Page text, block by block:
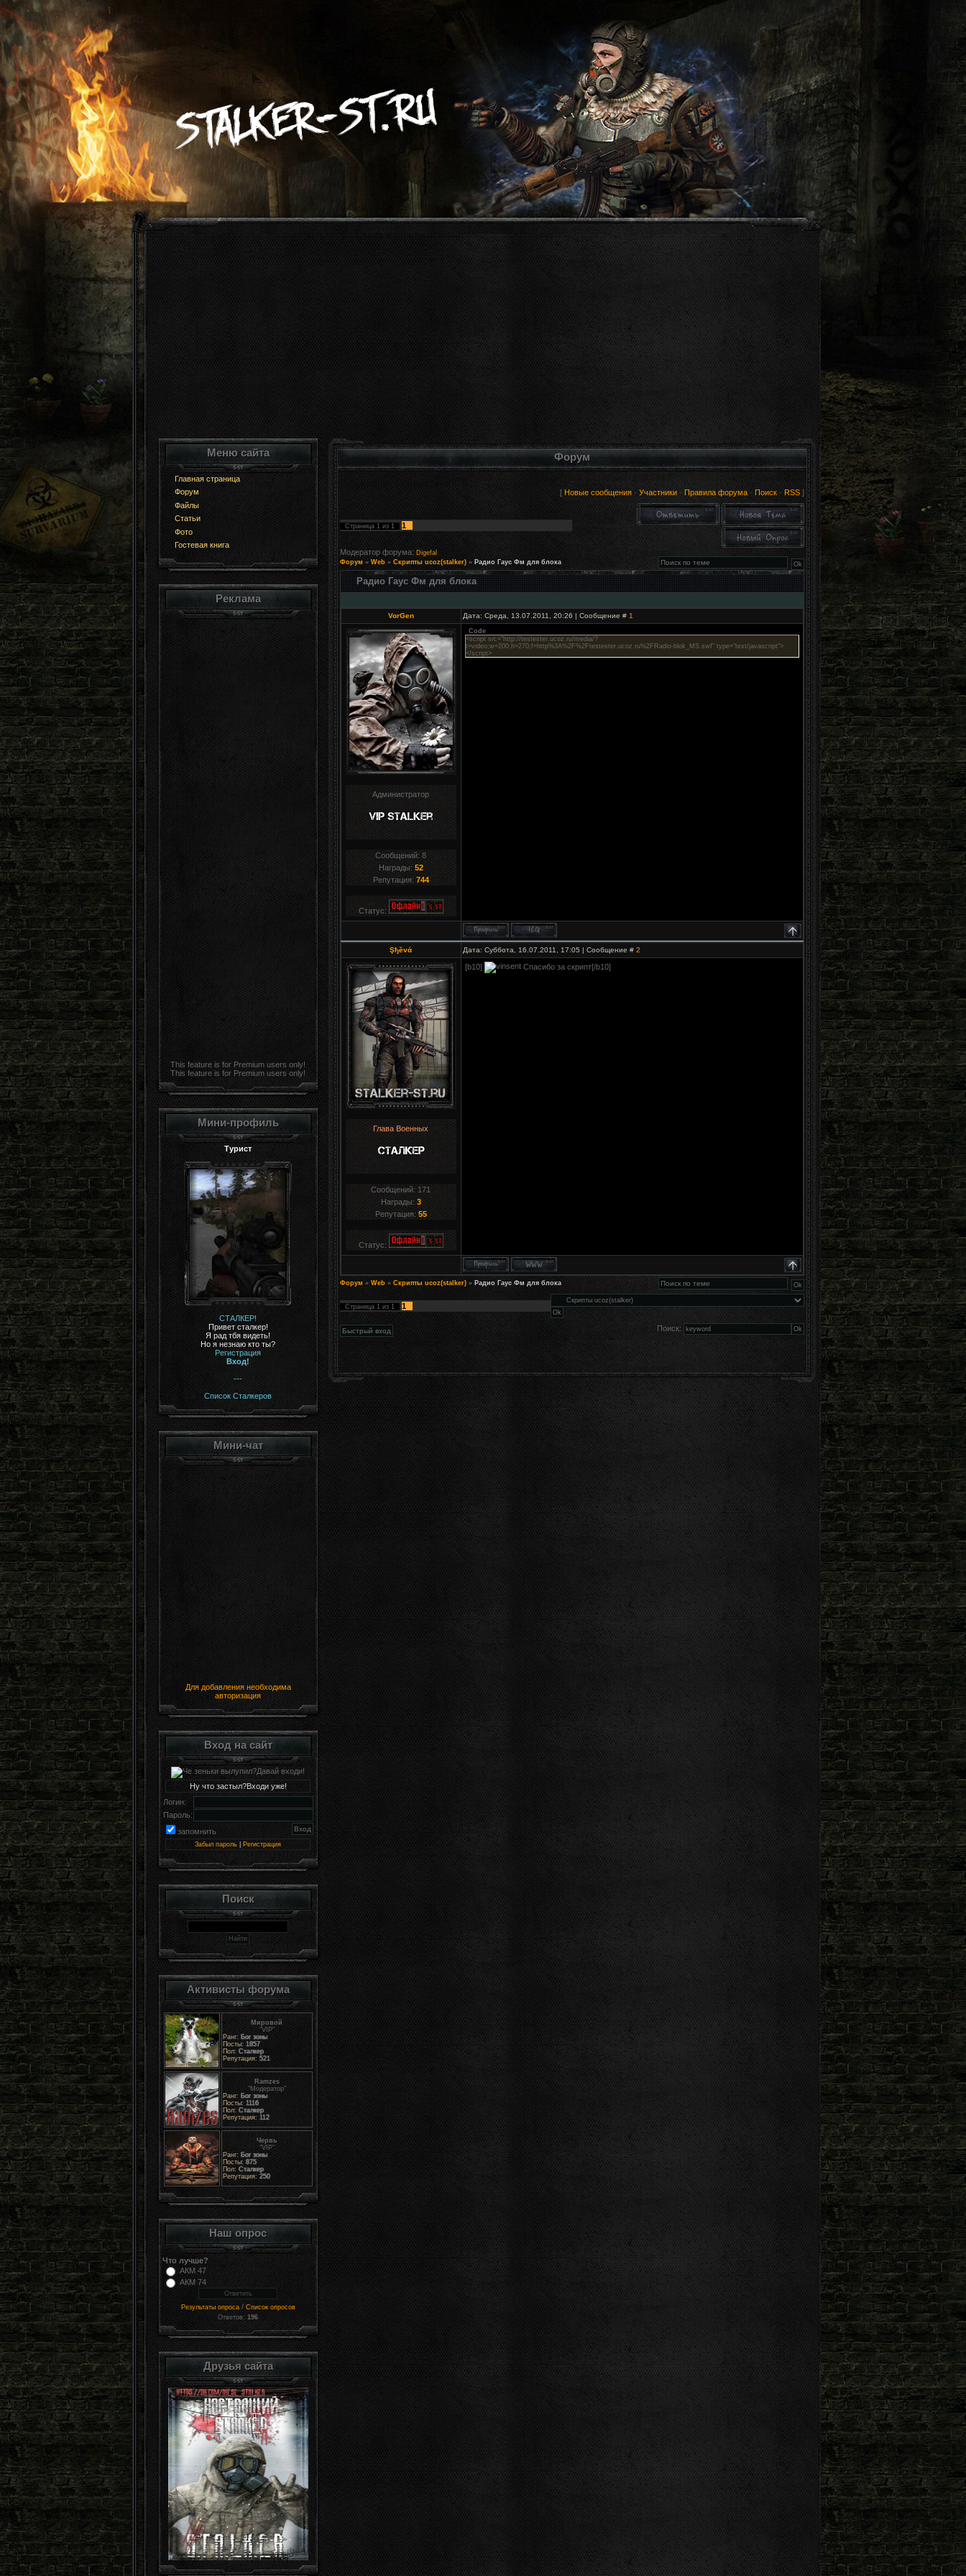
Меню сайта
Главная страница
Форум
Файлы
Статьи
Фото
Гостевая книга
Реклама
This feature is for Premium users only!
This feature is for Premium users only!
Мини-профиль
Турист
СТАЛКЕР!
Привет сталкер!
Я рад тбя видеть!
Но я незнаю кто ты?
Регистрация
Вход!
---
Список Сталкеров
Мини-чат
Для добавления необходима
авторизация
Вход на сайт
Ну что застыл?Входи уже!
Логин:
Пароль:
запомнить
Забыл пароль Регистрация
Поиск
Активисты форума
Мировой
"VIP"
Ранг: Бог зоны
Посты: 1857
Пол: Сталкер
Репутация: 521
Ramzes
"Модератор"
Ранг: Бог зоны
Посты: 1116
Пол: Сталкер
Репутация: 112
Червь
"VIP"
Ранг: Бог зоны
Посты: 875
Пол: Сталкер
Репутация: 250
Наш опрос
Что лучше?
АКМ 47
АКМ 74
Результаты опроса/ Список опросов
Ответов: 196
Друзья сайта
Форум
[ Новые сообщения· Участники· Правила форума· Поиск· RSS]
Страница 1из 1 1
Модератор форума: Digefal
Форум » Web » Скрипты ucoz(stalker) » Радио Гаус Фм для блока
Радио Гаус Фм для блока
VorGen Дата: Среда, 13.07.2011, 20:26 | Сообщение # 1
Администратор
Сообщений: 8
Награды: 52
Репутация: 744
Статус:
Code
<script src="http://testester.ucoz.ru/media/?
t=video;w=200;h=270;f=http%3A%2F%2Ftestester.ucoz.ru%2FRadio-blok_MS.swf" type="text/javascript">
</script>
Şђĕvά Дата: Суббота, 16.07.2011, 17:05 | Сообщение # 2
Глава Военных
Сообщений: 171
Награды: 3
Репутация: 55
Статус:
[b10] Спасибо за скрипт[/b10]
Форум » Web » Скрипты ucoz(stalker) » Радио Гаус Фм для блока
Страница 1из 1 1
Поиск: